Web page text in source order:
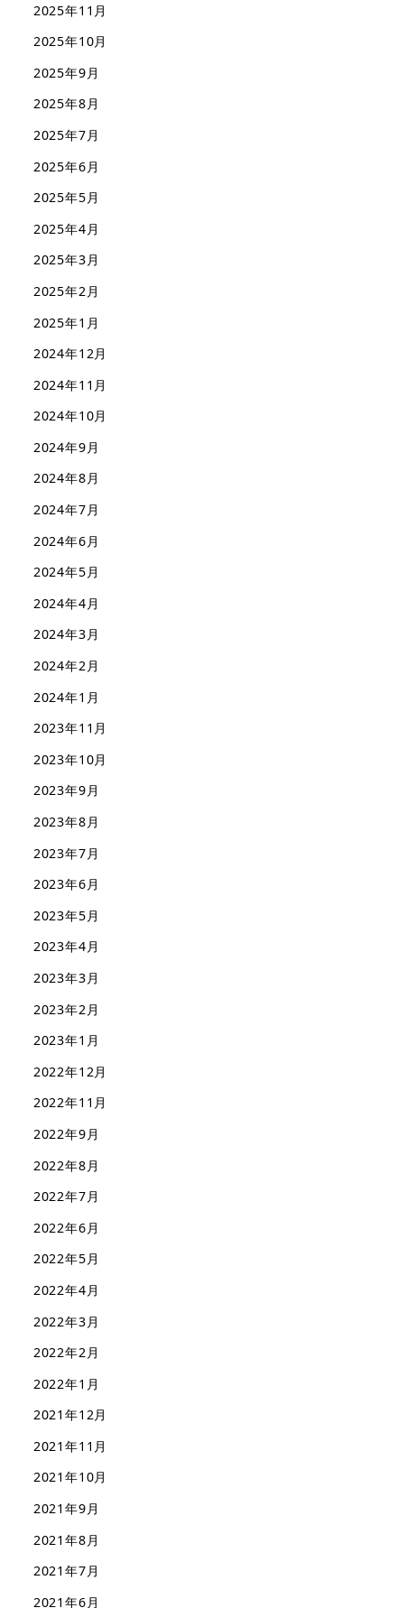
2025年11月
2025年10月
2025年9月
2025年8月
2025年7月
2025年6月
2025年5月
2025年4月
2025年3月
2025年2月
2025年1月
2024年12月
2024年11月
2024年10月
2024年9月
2024年8月
2024年7月
2024年6月
2024年5月
2024年4月
2024年3月
2024年2月
2024年1月
2023年11月
2023年10月
2023年9月
2023年8月
2023年7月
2023年6月
2023年5月
2023年4月
2023年3月
2023年2月
2023年1月
2022年12月
2022年11月
2022年9月
2022年8月
2022年7月
2022年6月
2022年5月
2022年4月
2022年3月
2022年2月
2022年1月
2021年12月
2021年11月
2021年10月
2021年9月
2021年8月
2021年7月
2021年6月